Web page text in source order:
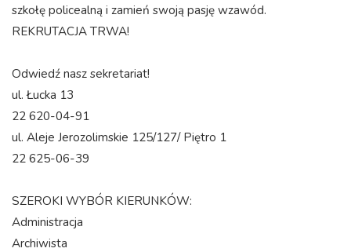
szkołę policealną i zamień swoją pasję wzawód.
REKRUTACJA TRWA!
Odwiedź nasz sekretariat!
ul. Łucka 13
22 620-04-91
ul. Aleje Jerozolimskie 125/127/ Piętro 1
22 625-06-39
SZEROKI WYBÓR KIERUNKÓW:
Administracja
Archiwista